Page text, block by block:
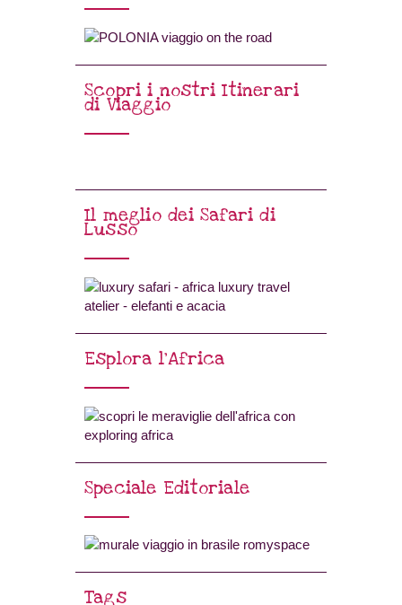
Scopri i nostri Itinerari
di Viaggio
Il meglio dei Safari di
Lusso
Esplora l’Africa
Speciale Editoriale
Tags